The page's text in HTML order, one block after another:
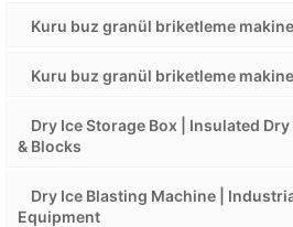
Kuru buz granül briketleme
Kuru buz granül briketleme
Dry Ice Storage Box | Insulated
& Blocks
Dry Ice Blasting Machine |
Equipment